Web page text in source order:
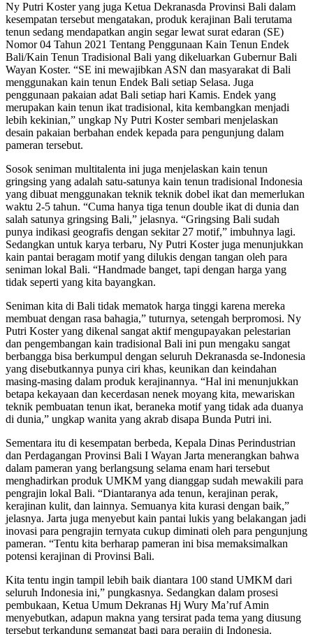
Ny Putri Koster yang juga Ketua Dekranasda Provinsi Bali dalam
kesempatan tersebut mengatakan, produk kerajinan Bali terutama
tenun sedang mendapatkan angin segar lewat surat edaran (SE)
Nomor 04 Tahun 2021 Tentang Penggunaan Kain Tenun Endek
Bali/Kain Tenun Tradisional Bali yang dikeluarkan Gubernur Bali
Wayan Koster. “SE ini mewajibkan ASN dan masyarakat di Bali
menggunakan kain tenun Endek Bali setiap Selasa. Juga
penggunaan pakaian adat Bali setiap hari Kamis. Endek yang
merupakan kain tenun ikat tradisional, kita kembangkan menjadi
lebih kekinian,” ungkap Ny Putri Koster sembari menjelaskan
desain pakaian berbahan endek kepada para pengunjung dalam
pameran tersebut.
Sosok seniman multitalenta ini juga menjelaskan kain tenun
gringsing yang adalah satu-satunya kain tenun tradisional Indonesia
yang dibuat menggunakan teknik teknik dobel ikat dan memerlukan
waktu 2-5 tahun. “Cuma hanya tiga tenun double ikat di dunia dan
salah satunya gringsing Bali,” jelasnya. “Gringsing Bali sudah
punya indikasi geografis dengan sekitar 27 motif,” imbuhnya lagi.
Sedangkan untuk karya terbaru, Ny Putri Koster juga menunjukkan
kain pantai beragam motif yang dilukis dengan tangan oleh para
seniman lokal Bali. “Handmade banget, tapi dengan harga yang
tidak seperti yang kita bayangkan.
Seniman kita di Bali tidak mematok harga tinggi karena mereka
membuat dengan rasa bahagia,” tuturnya, setengah berpromosi. Ny
Putri Koster yang dikenal sangat aktif mengupayakan pelestarian
dan pengembangan kain tradisional Bali ini pun mengaku sangat
berbangga bisa berkumpul dengan seluruh Dekranasda se-Indonesia
yang disebutkannya punya ciri khas, keunikan dan keindahan
masing-masing dalam produk kerajinannya. “Hal ini menunjukkan
betapa kekayaan dan kecerdasan nenek moyang kita, mewariskan
teknik pembuatan tenun ikat, beraneka motif yang tidak ada duanya
di dunia,” ungkap wanita yang akrab disapa Bunda Putri ini.
Sementara itu di kesempatan berbeda, Kepala Dinas Perindustrian
dan Perdagangan Provinsi Bali I Wayan Jarta menerangkan bahwa
dalam pameran yang berlangsung selama enam hari tersebut
menghadirkan produk UMKM yang dianggap sudah mewakili para
pengrajin lokal Bali. “Diantaranya ada tenun, kerajinan perak,
kerajinan kulit, dan lainnya. Semuanya kita kurasi dengan baik,”
jelasnya. Jarta juga menyebut kain pantai lukis yang belakangan jadi
inovasi para pengrajin ternyata cukup diminati oleh para pengunjung
pameran. “Tentu kita berharap pameran ini bisa memaksimalkan
potensi kerajinan di Provinsi Bali.
Kita tentu ingin tampil lebih baik diantara 100 stand UMKM dari
seluruh Indonesia ini,” pungkasnya. Sedangkan dalam prosesi
pembukaan, Ketua Umum Dekranas Hj Wury Ma’ruf Amin
menyebutkan, adapun makna yang tersirat pada tema yang diusung
tersebut terkandung semangat bagi para perajin di Indonesia.